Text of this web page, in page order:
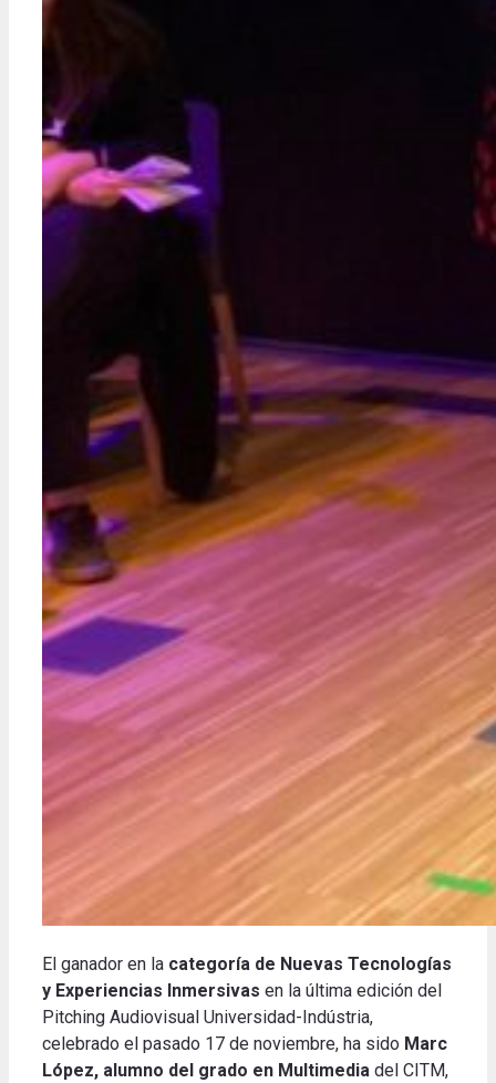
El ganador en la categoría de Nuevas Tecnologías
y Experiencias Inmersivas en la última edición del
Pitching Audiovisual Universidad-Indústria,
celebrado el pasado 17 de noviembre, ha sido Marc
López, alumno del grado en Multimedia del CITM,